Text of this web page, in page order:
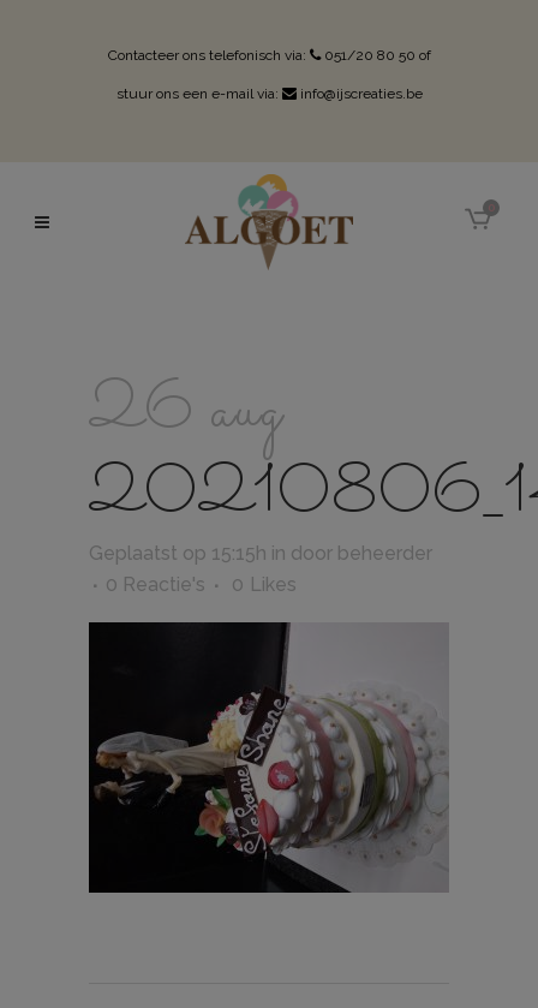
Contacteer ons telefonisch via: 051/20 80 50 of
stuur ons een e-mail via: info@ijscreaties.be
0
26 aug
Geplaatst op 15:15h in door beheerder
0 Reactie's
0 Likes